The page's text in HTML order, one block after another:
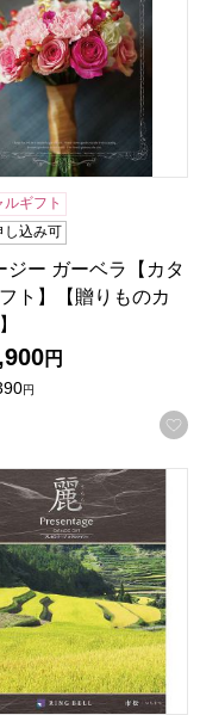
に登録する
ルギフト
し込み可
ジー ガーベラ【カタ
ト】【贈りものカ
円
円
りものカタログ】
ンテージ麗 市松(イチ